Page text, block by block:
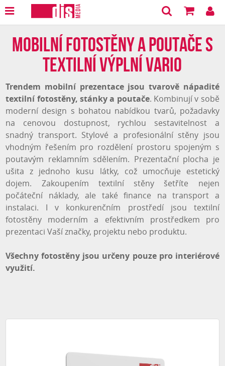
Mobilní fotostěny a poutače s
textilní výplní Vario
Trendem mobilní prezentace jsou tvarově nápadité
textilní fotostěny, stánky a poutače. Kombinují v sobě
moderní design s bohatou nabídkou tvarů, požadavky
na cenovou dostupnost, rychlou sestavitelnost a
snadný transport. Stylové a profesionální stěny jsou
vhodným řešením pro rozdělení prostoru spojeným s
poutavým reklamním sdělením. Prezentační plocha je
ušita z jednoho kusu látky, což umocňuje estetický
dojem. Zakoupením textilní stěny šetříte nejen
počáteční náklady, ale také finance na transport a
instalaci. I v konkurenčním prostředí jsou textilní
fotostěny moderním a efektivním prostředkem pro
prezentaci Vaší značky, projektu nebo produktu.
Všechny fotostěny jsou určeny pouze pro interiérové
využití.